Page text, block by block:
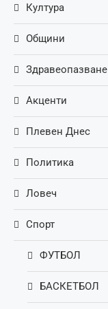
Култура
Общини
Здравеопазване
Акценти
Плевен Днес
Политика
Ловеч
Спорт
ФУТБОЛ
БАСКЕТБОЛ